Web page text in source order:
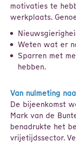
motivaties te
werkplaats.
Weten wat er
Sparren met
hebben.
Van nulmeting
De bijeenkomst
Mark van de
benadrukte het
vrijetijdssector.